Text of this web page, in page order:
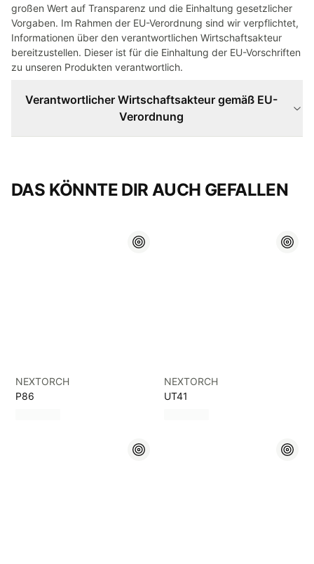
großen Wert auf Transparenz und die Einhaltung gesetzlicher
Vorgaben. Im Rahmen der EU-Verordnung sind wir verpflichtet,
Informationen über den verantwortlichen Wirtschaftsakteur
bereitzustellen. Dieser ist für die Einhaltung der EU-Vorschriften
zu unseren Produkten verantwortlich.
Verantwortlicher Wirtschaftsakteur gemäß EU-
Verordnung
DAS KÖNNTE DIR AUCH GEFALLEN
NEXTORCH
P86
NEXTORCH
UT41